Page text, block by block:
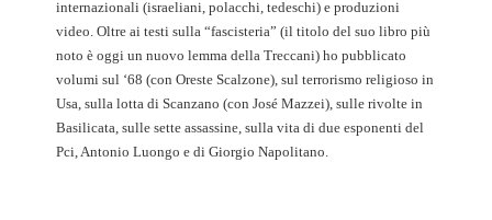
internazionali (israeliani, polacchi, tedeschi) e produzioni
video. Oltre ai testi sulla “fascisteria” (il titolo del suo libro più
noto è oggi un nuovo lemma della Treccani) ho pubblicato
volumi sul ‘68 (con Oreste Scalzone), sul terrorismo religioso in
Usa, sulla lotta di Scanzano (con José Mazzei), sulle rivolte in
Basilicata, sulle sette assassine, sulla vita di due esponenti del
Pci, Antonio Luongo e di Giorgio Napolitano.